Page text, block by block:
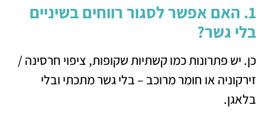
1. האם אפשר לסגור רווחים בשיניים
בלי גשר?
כן. יש פתרונות כמו קשתיות שקופות, ציפוי חרסינה /
זירקוניה או חומר מרוכב – בלי גשר מתכתי ובלי
בלאגן.